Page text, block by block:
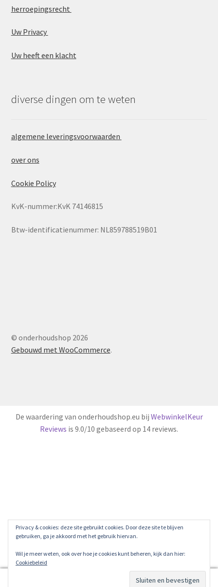
herroepingsrecht
Uw Privacy
Uw heeft een klacht
diverse dingen om te weten
algemene leveringsvoorwaarden
over ons
Cookie Policy
KvK-nummer:KvK 74146815
Btw-identificatienummer: NL859788519B01
© onderhoudshop 2026
Gebouwd met WooCommerce.
0
De waardering van onderhoudshop.eu bij WebwinkelKeur
Reviews is 9.0/10 gebaseerd op 14 reviews.
Privacy & cookies: deze site gebruikt cookies. Door deze site te blijven
gebruiken, ga je akkoord met het gebruik hiervan.
Wil je meer weten, ook over hoe je cookies kunt beheren, kijk dan hier:
Cookiebeleid